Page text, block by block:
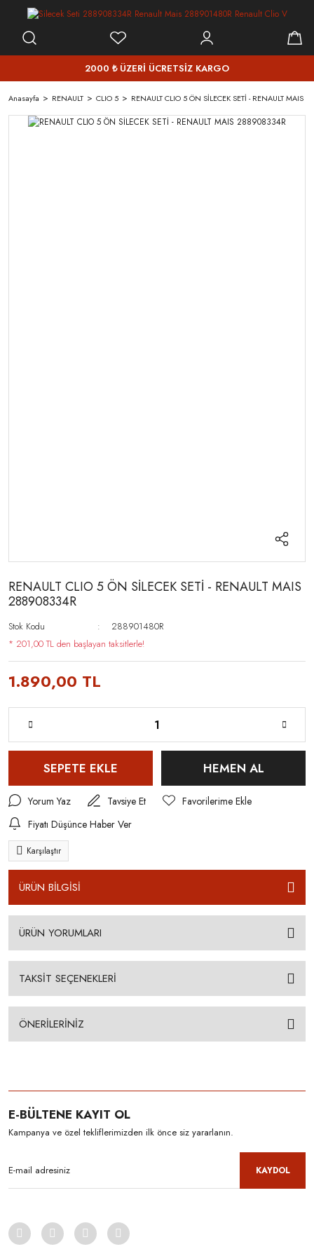
2000 ₺ ÜZERİ ÜCRETSİZ KARGO
Anasayfa RENAULT CLIO 5 RENAULT CLIO 5 ÖN SİLECEK SETİ - RENAULT MAIS
RENAULT CLIO 5 ÖN SİLECEK SETİ - RENAULT MAIS
288908334R
Stok Kodu
288901480R
* 201,00 TL den başlayan taksitlerle!
1.890,00 TL
SEPETE EKLE HEMEN AL
Yorum Yaz
Tavsiye Et
Fiyatı Düşünce Haber Ver
Karşılaştır
ÜRÜN BİLGİSİ
ÜRÜN YORUMLARI
TAKSİT SEÇENEKLERİ
ÖNERİLERİNİZ
E-BÜLTENE KAYIT OL
Kampanya ve özel tekliflerimizden ilk önce siz yararlanın.
KAYDOL